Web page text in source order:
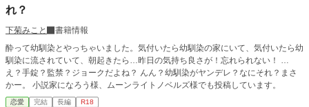
れ？
下菊みこと
書籍情報
酔って幼馴染とやっちゃいました。気付いたら幼馴染の家にいて、気付いたら幼
馴染に流されていて、朝起きたら…昨日の気持ち良さが！忘れられない！ …
え？手錠？監禁？ジョークだよね？ んん？幼馴染がヤンデレ？なにそれ？まさ
かー。 小説家になろう様、ムーンライトノベルズ様でも投稿しています。
恋愛 完結 長編 R18